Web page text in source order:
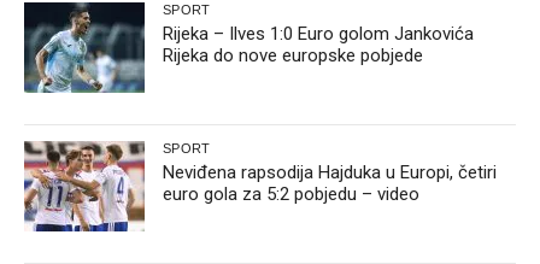
SPORT
Rijeka – Ilves 1:0 Euro golom Jankovića
Rijeka do nove europske pobjede
SPORT
Neviđena rapsodija Hajduka u Europi, četiri
euro gola za 5:2 pobjedu – video